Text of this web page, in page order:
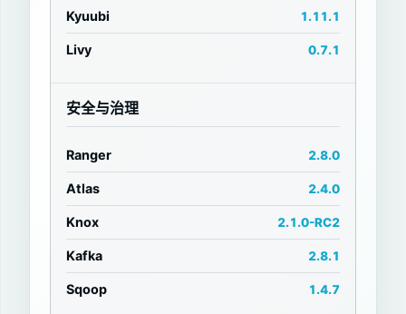
Kyuubi 1.11.1
Livy 0.7.1
安全与治理
Ranger 2.8.0
Atlas 2.4.0
Knox 2.1.0-RC2
Kafka 2.8.1
Sqoop 1.4.7